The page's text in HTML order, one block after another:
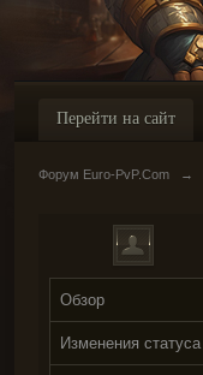
Перейти на сайт
Форум Euro-PvP.Com →
Обзор
Изменения статуса